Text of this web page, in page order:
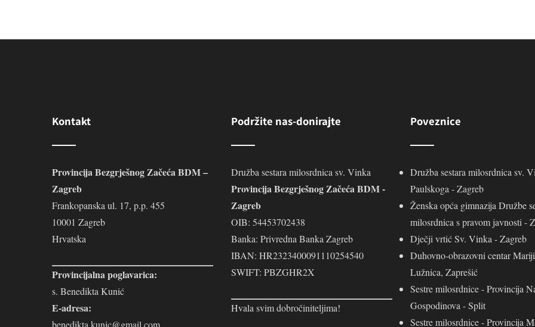
Kontakt
Provincija Bezgrješnog Začeća BDM –
Zagreb
Frankopanska ul. 17, p.p. 455
10001 Zagreb
Hrvatska
Provincijalna poglavarica:
s. Benedikta Kunić
E-adresa:
benedikta.kunic@gmail.com
Podržite nas-donirajte
Družba sestara milosrdnica sv. Vinka
Provincija Bezgrješnog Začeća BDM -
Zagreb
OIB: 54453702438
Banka: Privredna Banka Zagreb
IBAN: HR2323400091110254540
SWIFT: PBZGHR2X
Hvala svim dobročiniteljima!
Poveznice
Družba sestara milosrdnica sv.
Paulskoga - Zagreb
Ženska opća gimnazija Družbe
milosrdnica s pravom javnosti -
Dječji vrtić Sv. Vinka - Zagreb
Duhovno-obrazovni centar
Lužnica, Zaprešić
Sestre milosrdnice - Provincija
Gospodinova - Split
Sestre milosrdnice - Provincija